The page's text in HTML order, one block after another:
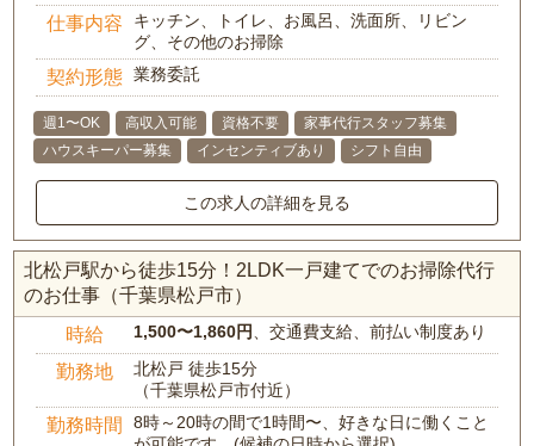
仕事内容
キッチン、トイレ、お風呂、洗面所、リビン
グ、その他のお掃除
契約形態 業務委託
週1〜OK 高収入可能 資格不要
家事代行スタッフ募集
ハウスキーパー募集
インセンティブあり シフト自由
この求人の詳細を見る
北松戸駅から徒歩15分！2LDK一戸建てでのお掃除代行
のお仕事（千葉県松戸市）
時給 1,500〜1,860円、交通費支給、前払い制度あり
勤務地
北松戸 徒歩15分
（千葉県松戸市付近）
勤務時間
8時～20時の間で1時間〜、好きな日に働くこと